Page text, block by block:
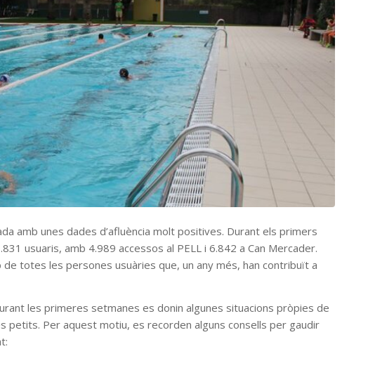
amb unes dades d’afluència molt positives. Durant els primers
usuaris, amb 4.989 accessos al PELL i 6.842 a Can Mercader.
totes les persones usuàries que, un any més, han contribuït a
les primeres setmanes es donin algunes situacions pròpies de
petits. Per aquest motiu, es recorden alguns consells per gaudir